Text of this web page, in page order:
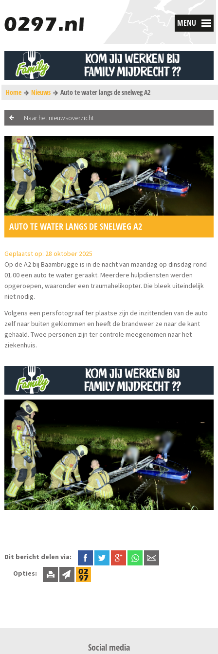
MENU
Home Nieuws Auto te water langs de snelweg A2
Naar het nieuwsoverzicht
AUTO TE WATER LANGS DE SNELWEG A2
Geplaatst op: 28 oktober 2025
Op de A2 bij Baambrugge is in de nacht van maandag op dinsdag rond
01.00 een auto te water geraakt. Meerdere hulpdiensten werden
opgeroepen, waaronder een traumahelikopter. Die bleek uiteindelijk
niet nodig.
Volgens een persfotograaf ter plaatse zijn de inzittenden van de auto
zelf naar buiten geklommen en heeft de brandweer ze naar de kant
gehaald. Twee personen zijn ter controle meegenomen naar het
ziekenhuis.
Dit bericht delen via:
Opties:
Social media